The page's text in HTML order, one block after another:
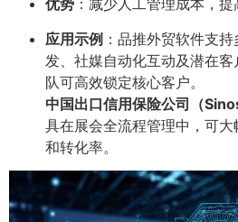
优势 ：减少人工管理成本，提
应用示例 ：品推外贸软件支
发、社媒自动化互动及潜在
队可高效锁定核心客户。
中国出口信用保险公司（
具在展会全流程管理中，可
和转化率。